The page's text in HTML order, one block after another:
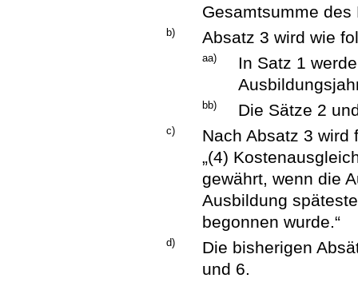
Gesamtsumme des
b) Absatz 3 wird wie
aa)
In Satz 1
bb) Die Sätze 2
c)
Nach Absatz 3 wird
„(4)
gewährt, wenn die
Ausbildung
begonnen wurde.“
d)
Die bisherigen
und 6.